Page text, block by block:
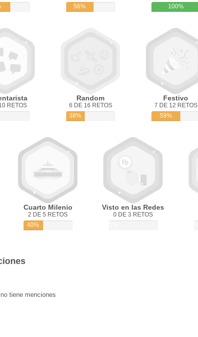
56%
100%
RETOS
Random
6 DE 16 RETOS
38%
Festivo
7 DE 12 RETOS
59%
Cuarto Milenio
2 DE 5 RETOS
40%
Visto en las Redes
0 DE 3 RETOS
tiene menciones